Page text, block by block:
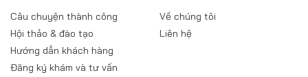
Câu chuyện thành công
Hội thảo & đào tạo
Hướng dẫn khách hàng
Đăng ký khám và tư vấn
Về chúng tôi
Liên hệ